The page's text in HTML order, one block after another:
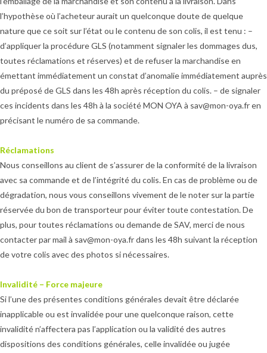
l’hypothèse où l’acheteur aurait un quelconque doute de quelque
nature que ce soit sur l’état ou le contenu de son colis, il est tenu : –
d’appliquer la procédure GLS (notamment signaler les dommages dus,
toutes réclamations et réserves) et de refuser la marchandise en
émettant immédiatement un constat d’anomalie immédiatement auprès
du préposé de GLS dans les 48h après réception du colis. – de signaler
ces incidents dans les 48h à la société MON OYA à sav@mon-oya.fr en
précisant le numéro de sa commande.
Réclamations
Nous conseillons au client de s’assurer de la conformité de la livraison
avec sa commande et de l’intégrité du colis. En cas de problème ou de
dégradation, nous vous conseillons vivement de le noter sur la partie
réservée du bon de transporteur pour éviter toute contestation. De
plus, pour toutes réclamations ou demande de SAV, merci de nous
contacter par mail à sav@mon-oya.fr dans les 48h suivant la réception
de votre colis avec des photos si nécessaires.
Invalidité – Force majeure
Si l’une des présentes conditions générales devait être déclarée
inapplicable ou est invalidée pour une quelconque raison, cette
invalidité n’affectera pas l’application ou la validité des autres
dispositions des conditions générales, celle invalidée ou jugée